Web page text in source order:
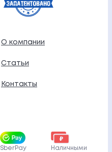
О компании
Статьи
Контакты
SberPay Наличными